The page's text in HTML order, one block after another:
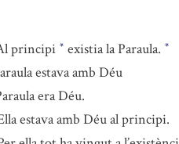
principi * existia la Paraula. *
estava amb Déu
era Déu.
estava amb Déu al principi.